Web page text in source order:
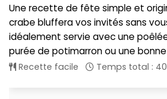
Une recette de fête simple et
crabe bluffera vos invités sans
idéalement servie avec une
purée de potimarron ou une
Recette facile Temps total :